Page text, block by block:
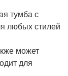
тумба с
любых стилей
может
для